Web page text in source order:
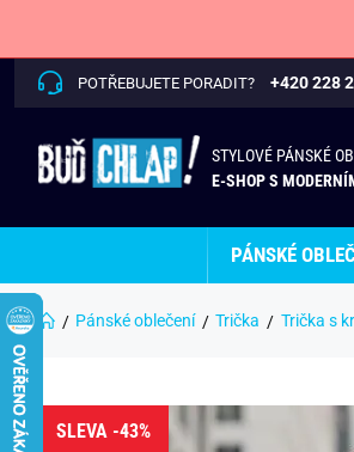
POTŘEBUJETE PORADIT? +420 228
STYLOVÉ PÁNSKÉ
E-SHOP S
PÁNSKÉ
Pánské oblečení Trička Trička s
SLEVA -43%